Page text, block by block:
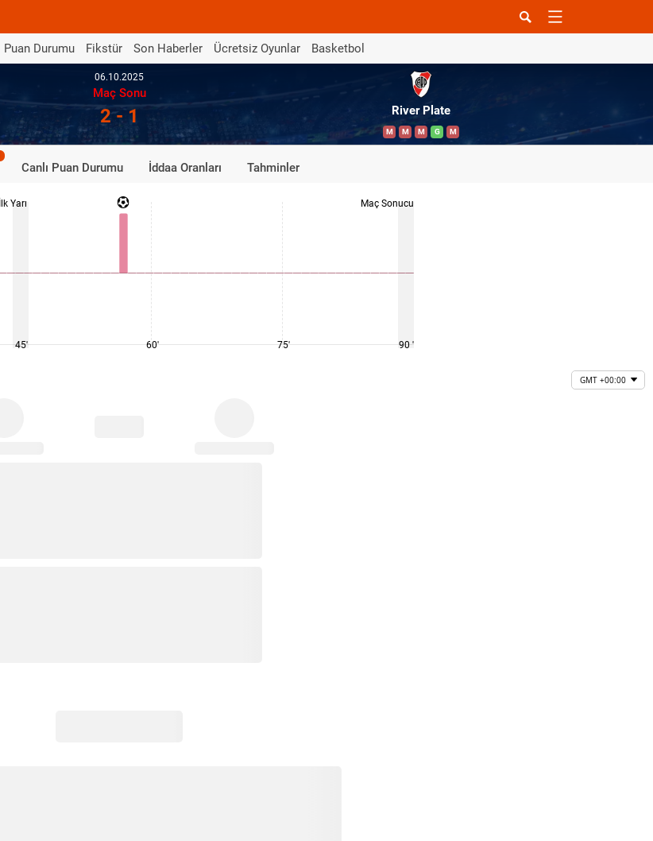
Puan Durumu Fikstür Son Haberler Ücretsiz Oyunlar Basketbol
06.10.2025
Maç Sonu
2 - 1 River Plate
M M M G M
Canlı Puan Durumu İddaa Oranları Tahminler
İlk Yarı
45' 60' 75'
Maç Sonucu
90 '
GMT +00:00